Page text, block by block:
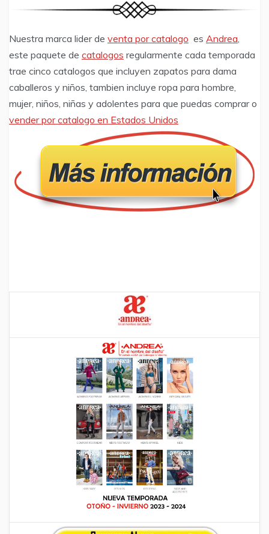
Nuestra marca lider de venta por catalogo es Andrea
este paquete de catalogos regularmente cada temporada
trae cinco catalogos que incluyen zapatos para dama
caballeros y niños, tambien incluye ropa para hombre,
mujer, niños, niñas y adolentes para que puedas comprar o
vender por catalogo en Estados Unidos